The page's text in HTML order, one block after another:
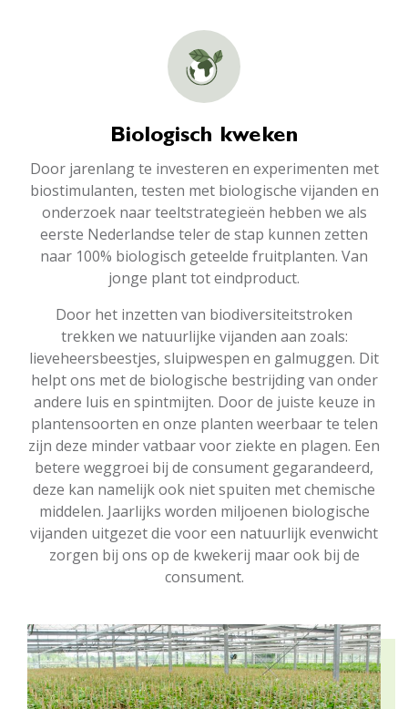
Biologisch kweken
Door jarenlang te investeren en experimenten met
biostimulanten, testen met biologische vijanden en
onderzoek naar teeltstrategieën hebben we als
eerste Nederlandse teler de stap kunnen zetten
naar 100% biologisch geteelde fruitplanten. Van
jonge plant tot eindproduct.
Door het inzetten van biodiversiteitstroken
trekken we natuurlijke vijanden aan zoals:
lieveheersbeestjes, sluipwespen en galmuggen. Dit
helpt ons met de biologische bestrijding van onder
andere luis en spintmijten. Door de juiste keuze in
plantensoorten en onze planten weerbaar te telen
zijn deze minder vatbaar voor ziekte en plagen. Een
betere weggroei bij de consument gegarandeerd,
deze kan namelijk ook niet spuiten met chemische
middelen. Jaarlijks worden miljoenen biologische
vijanden uitgezet die voor een natuurlijk evenwicht
zorgen bij ons op de kwekerij maar ook bij de
consument.